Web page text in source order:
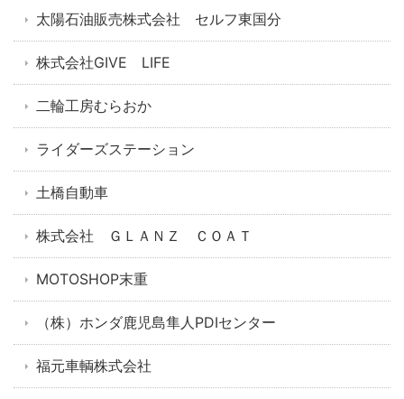
太陽石油販売株式会社 セルフ東国分
株式会社GIVE LIFE
二輪工房むらおか
ライダーズステーション
土橋自動車
株式会社 ＧＬＡＮＺ ＣＯＡＴ
MOTOSHOP末重
（株）ホンダ鹿児島隼人PDIセンター
福元車輌株式会社